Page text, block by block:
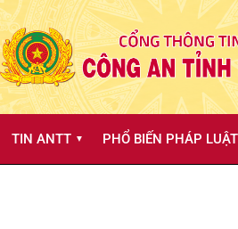
TIN ANTT ▼ PHỔ BIẾN PHÁP LUẬT